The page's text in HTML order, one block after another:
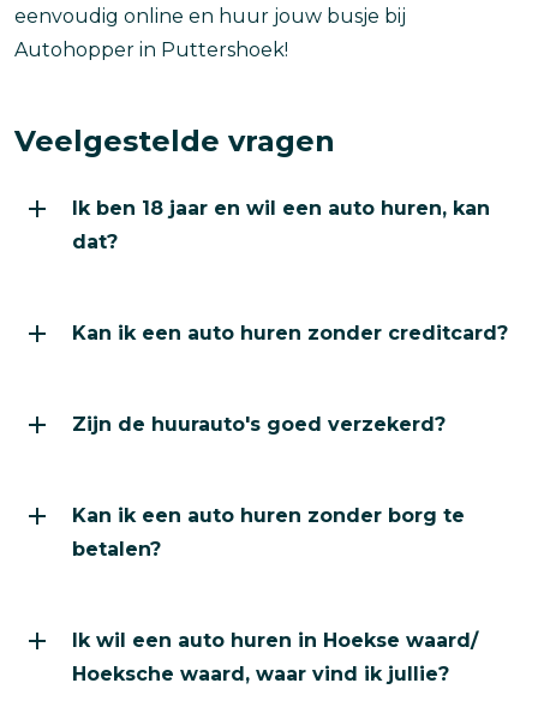
eenvoudig online en huur jouw busje bij
Autohopper in Puttershoek!
Veelgestelde vragen
Ik ben 18 jaar en wil een auto huren, kan
dat?
Kan ik een auto huren zonder creditcard?
Zijn de huurauto's goed verzekerd?
Kan ik een auto huren zonder borg te
betalen?
Ik wil een auto huren in Hoekse waard/
Hoeksche waard, waar vind ik jullie?